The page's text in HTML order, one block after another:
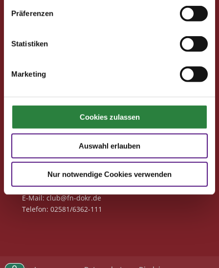
Präferenzen
Statistiken
Marketing
Cookies zulassen
Auswahl erlauben
Nur notwendige Cookies verwenden
Förderprojekte
Neuigkeiten
Club-News
Reisen
Kontakt
Deutsche Reiterliche Vereinigung
Bereich Pferdesport Deutschland Club
48231 Warendorf
E-Mail: club@fn-dokr.de
Telefon: 02581/6362-111